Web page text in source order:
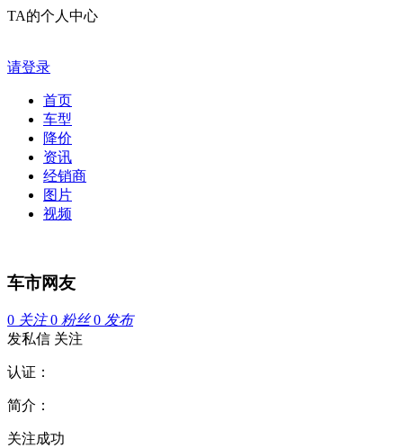
TA的个人中心
请登录
首页
车型
降价
资讯
经销商
图片
视频
车市网友
0 关注 0 粉丝 0 发布
发私信 关注
认证：
简介：
关注成功